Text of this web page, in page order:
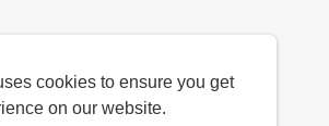
cookies to ensure you get
on our website.